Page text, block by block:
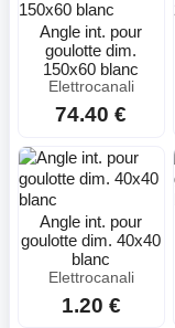
Angle int. pour
goulotte dim.
150x60 blanc
Elettrocanali
74.40 €
Angle int. pour
goulotte dim. 40x40
blanc
Elettrocanali
1.20 €